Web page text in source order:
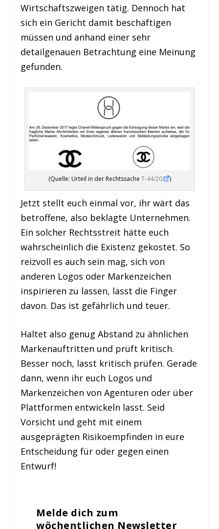
Wirtschaftszweigen tätig. Dennoch hat
sich ein Gericht damit beschäftigen
müssen und anhand einer sehr
detailgenauen Betrachtung eine Meinung
gefunden.
(Quelle: Urteil in der Rechtssache T-44/20 )
Jetzt stellt euch einmal vor, ihr wärt das
betroffene, also beklagte Unternehmen.
Ein solcher Rechtsstreit hätte euch
wahrscheinlich die Existenz gekostet. So
reizvoll es auch sein mag, sich von
anderen Logos oder Markenzeichen
inspirieren zu lassen, lasst die Finger
davon. Das ist gefährlich und teuer.
Haltet also genug Abstand zu ähnlichen
Markenauftritten und prüft kritisch.
Besser noch, lasst kritisch prüfen. Gerade
dann, wenn ihr euch Logos und
Markenzeichen von Agenturen oder über
Plattformen entwickeln lasst. Seid
Vorsicht und geht mit einem
ausgeprägten Risikoempfinden in eure
Entscheidung für oder gegen einen
Entwurf!
Melde dich zum
wöchentlichen Newsletter